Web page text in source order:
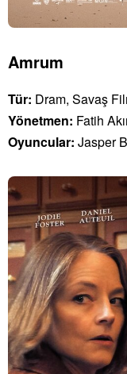
Amrum
Tür: Dram, Savaş
Yönetmen: Fatih
Oyuncular: Jasper